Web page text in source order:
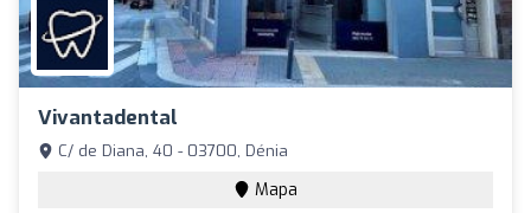
Vivantadental
C/ de Diana, 40 - 03700, Dénia
Mapa